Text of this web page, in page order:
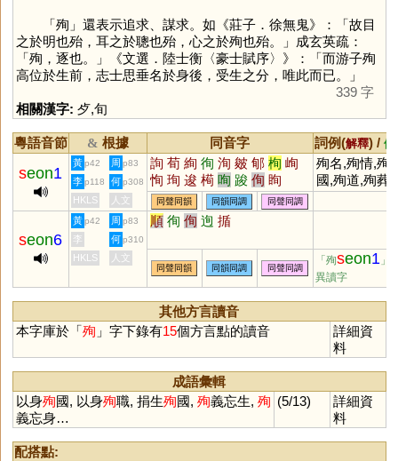
「 殉 」還表示追求、謀求。如《莊子．徐無鬼》：「故目
之於明也殆，耳之於聰也殆，心之於殉也殆。」成玄英疏：
「殉，逐也。」《文選．陸士衡〈豪士賦序〉》：「而游子殉
高位於生前，志士思垂名於身後，受生之分，唯此而已。」
339 字
相關漢字: 歺,旬
粵語音節 & 根據 同音字 詞例(解釋) / 備
seon1
黃 p42 周 p83 詢 荀 絢 徇 洵 皴 郇 栒 峋
恂 珣 逡 槆 咰 踆 侚 眴
殉名,殉情,殉
國,殉道,殉葬,
殉節,殉職,殉
李 p118 何 p308
HKLS 人文 同聲同韻 同韻同調 同聲同調
seon6
黃 p42 周 p83 順 徇 侚 迿 揗
李 何 p310
HKLS 人文
同聲同韻 同韻同調 同聲同調
「殉seon1 」
異讀字
其他方言讀音
本字庫於「殉 」字下錄有15個方言點的讀音
詳細資
料
成語彙輯
以身殉國, 以身殉職, 捐生殉國, 殉義忘生, 殉
義忘身…
(5/13)
詳細資
料
配搭點: